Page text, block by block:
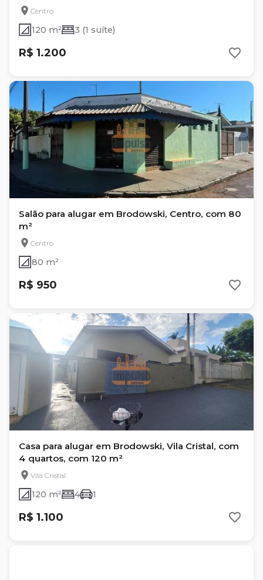
Centro
120 m² 3 (1 suíte)
R$ 1.200
Salão para alugar em Brodowski, Centro, com 80
m²
Centro
80 m²
R$ 950
Casa para alugar em Brodowski, Vila Cristal, com
4 quartos, com 120 m²
Vila Cristal
120 m² 4 1
R$ 1.100